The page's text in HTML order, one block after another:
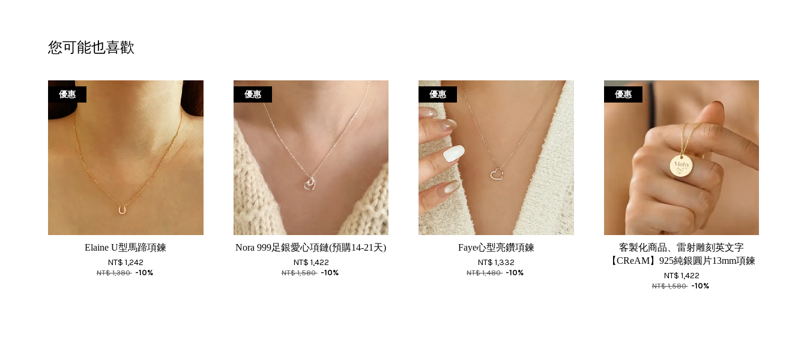
您可能也喜歡
優惠
Elaine U型馬蹄項鍊
NT$ 1,242
NT$ 1,380 -10%
優惠
Nora 999足銀愛心項鏈(預購14-21天)
NT$ 1,422
NT$ 1,580 -10%
優惠
Faye心型亮鑽項鍊
NT$ 1,332
NT$ 1,480 -10%
優惠
客製化商品、雷射雕刻英文字
【CReAM】925純銀圓片13mm項鍊
NT$ 1,422
NT$ 1,580 -10%